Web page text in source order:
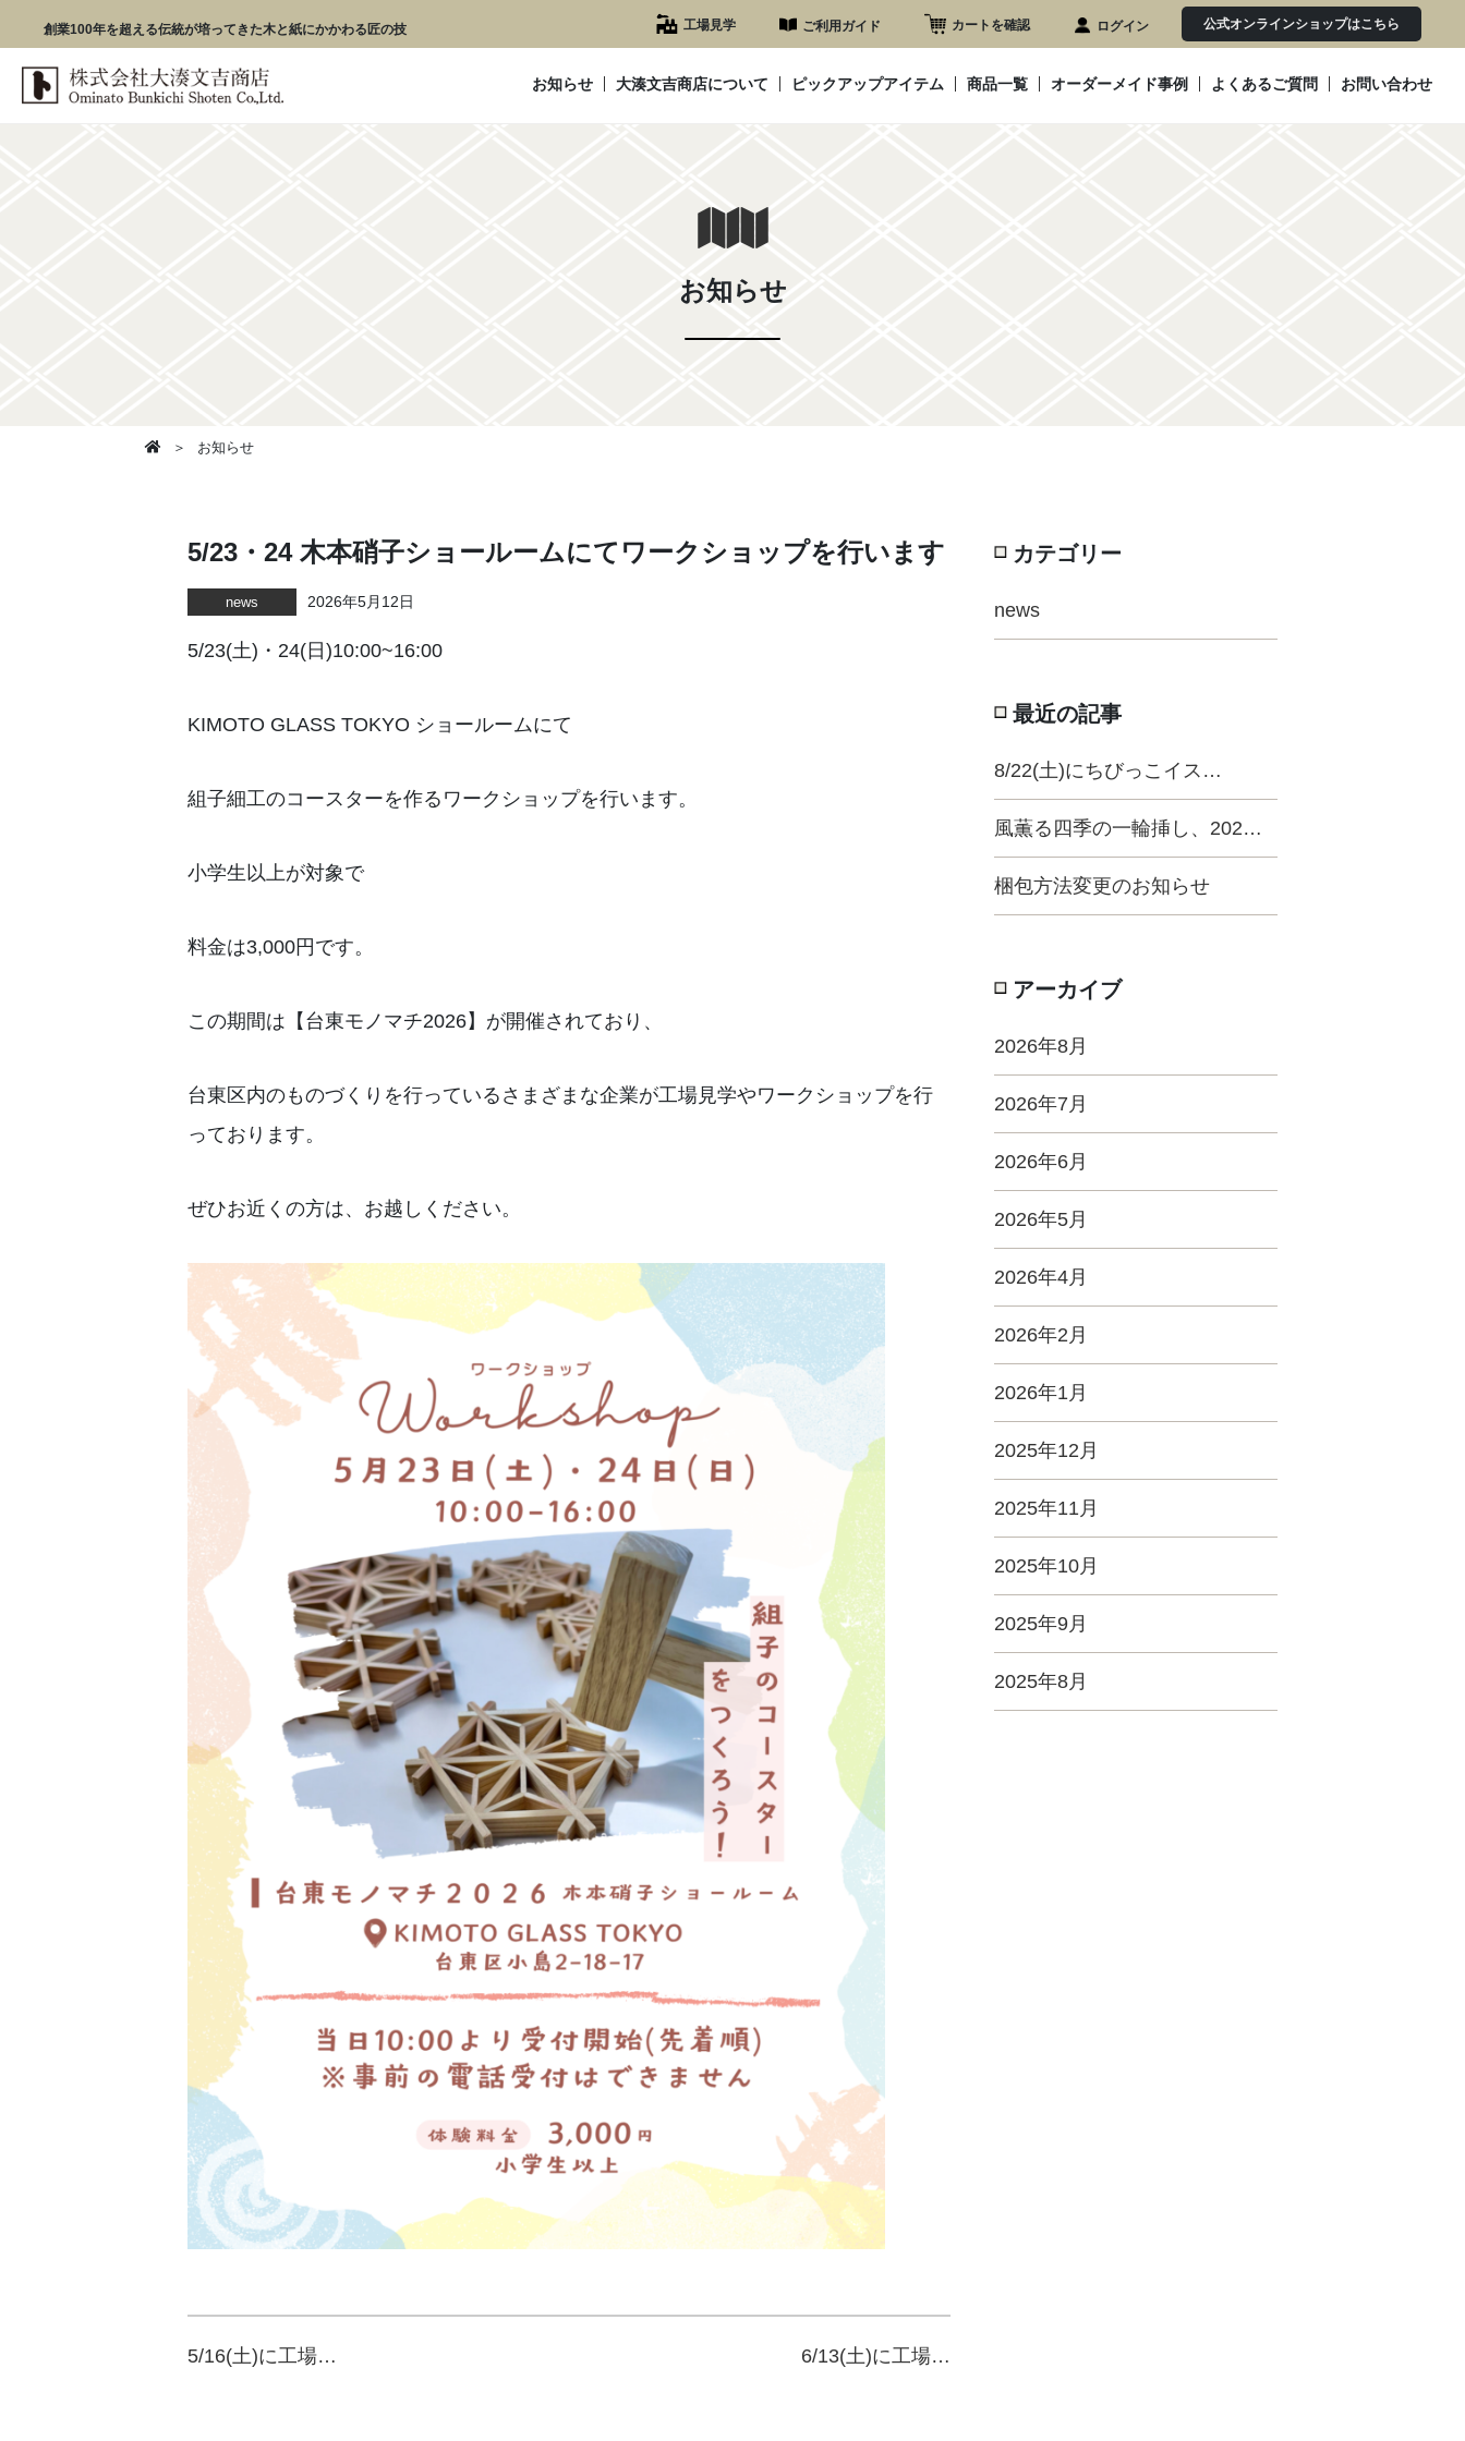
創業100年を超える伝統が培ってきた木と紙にかかわる匠の技 工場見学 ご利用ガイド カートを確認 ログイン 公式オンラインショップはこちら
お知らせ 大湊文吉商店について ピックアップアイテム 商品一覧 オーダーメイド事例 よくあるご質問 お問い合わせ
お知らせ
お知らせ
5/23・24 木本硝子ショールームにてワークショップを行います
news 2026年5月12日
5/23(土)・24(日)10:00~16:00
KIMOTO GLASS TOKYO ショールームにて
組子細工のコースターを作るワークショップを行います。
小学生以上が対象で
料金は3,000円です。
この期間は【台東モノマチ2026】が開催されており、
台東区内のものづくりを行っているさまざまな企業が工場見学やワークショップを行
っております。
ぜひお近くの方は、お越しください。
5/16(土)に工場… 6/13(土)に工場…
カテゴリー
news
最近の記事
8/22(土)にちびっこイス…
風薫る四季の一輪挿し、202…
梱包方法変更のお知らせ
アーカイブ
2026年8月
2026年7月
2026年6月
2026年5月
2026年4月
2026年2月
2026年1月
2025年12月
2025年11月
2025年10月
2025年9月
2025年8月